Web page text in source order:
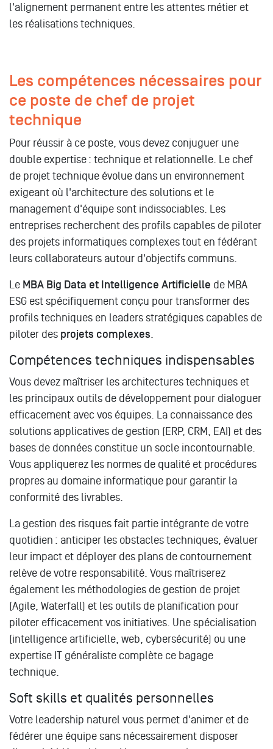
l'alignement permanent entre les attentes métier et
les réalisations techniques.
Les compétences nécessaires pour
ce poste de chef de projet
technique
Pour réussir à ce poste, vous devez conjuguer une
double expertise : technique et relationnelle. Le chef
de projet technique évolue dans un environnement
exigeant où l'architecture des solutions et le
management d'équipe sont indissociables. Les
entreprises recherchent des profils capables de piloter
des projets informatiques complexes tout en fédérant
leurs collaborateurs autour d'objectifs communs.
Le MBA Big Data et Intelligence Artificielle de MBA
ESG est spécifiquement conçu pour transformer des
profils techniques en leaders stratégiques capables de
piloter des projets complexes
Compétences techniques indispensables
Vous devez maîtriser les architectures techniques et
les principaux outils de développement pour dialoguer
efficacement avec vos équipes. La connaissance des
solutions applicatives de gestion (ERP, CRM, EAI) et des
bases de données constitue un socle incontournable.
Vous appliquerez les normes de qualité et procédures
propres au domaine informatique pour garantir la
conformité des livrables.
La gestion des risques fait partie intégrante de votre
quotidien : anticiper les obstacles techniques, évaluer
leur impact et déployer des plans de contournement
relève de votre responsabilité. Vous maîtriserez
également les méthodologies de gestion de projet
(Agile, Waterfall) et les outils de planification pour
piloter efficacement vos initiatives. Une spécialisation
(intelligence artificielle, web, cybersécurité) ou une
expertise IT généraliste complète ce bagage
technique.
Soft skills et qualités personnelles
Votre leadership naturel vous permet d'animer et de
fédérer une équipe sans nécessairement disposer